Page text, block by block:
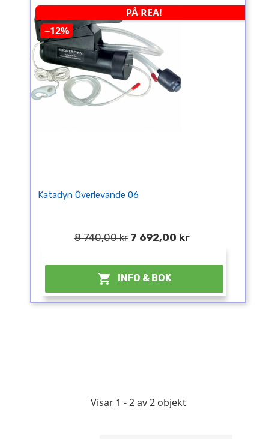
PÅ REA!
−12%
Katadyn Överlevande 06
8 740,00 kr 7 692,00 kr
 INFO & BOK
Visar 1 - 2 av 2 objekt